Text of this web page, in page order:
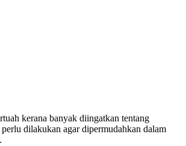
kerana banyak diingatkan tentang
dilakukan agar dipermudahkan dalam